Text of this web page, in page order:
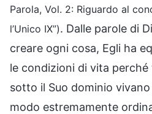
Parola, Vol. 2: Riguardo al
l’Unico IX”). Dalle parole di
creare ogni cosa, Egli ha
le condizioni di vita
sotto il Suo dominio
modo estremamente